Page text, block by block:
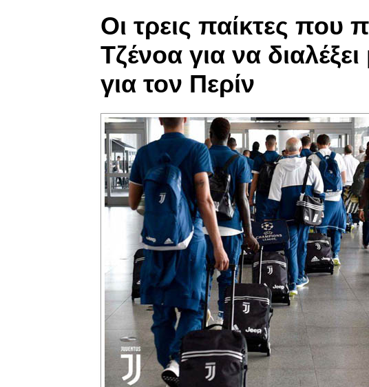
Οι τρεις παίκτες που
Τζένοα για να
για τον Περίν